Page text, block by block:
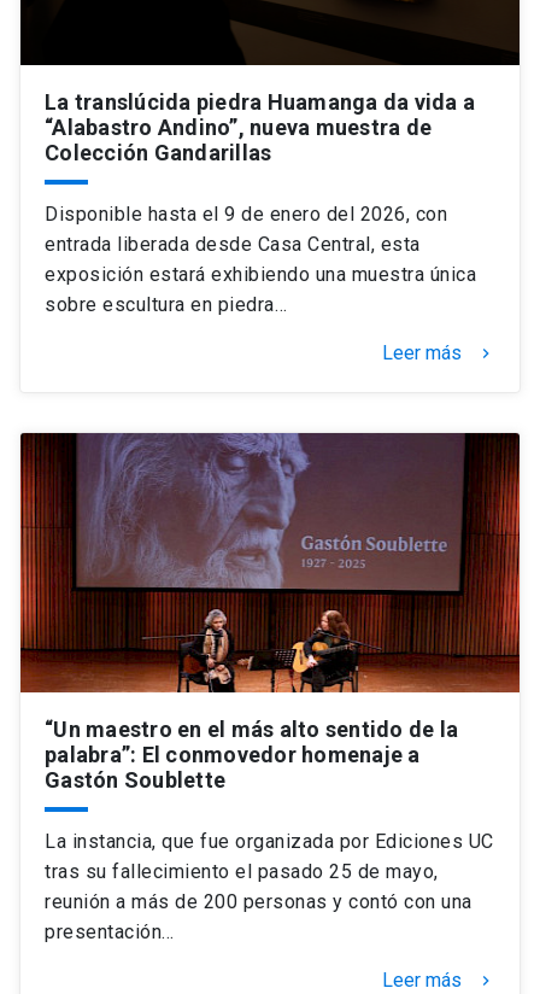
La translúcida piedra Huamanga da vida a
“Alabastro Andino”, nueva muestra de
Colección Gandarillas
Disponible hasta el 9 de enero del 2026, con
entrada liberada desde Casa Central, esta
exposición estará exhibiendo una muestra única
sobre escultura en piedra…
Leer más keyboard_arrow_right
“Un maestro en el más alto sentido de la
palabra”: El conmovedor homenaje a
Gastón Soublette
La instancia, que fue organizada por Ediciones UC
tras su fallecimiento el pasado 25 de mayo,
reunión a más de 200 personas y contó con una
presentación…
Leer más keyboard_arrow_right